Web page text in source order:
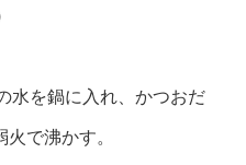
水を鍋に入れ、かつおだ
で沸かす。